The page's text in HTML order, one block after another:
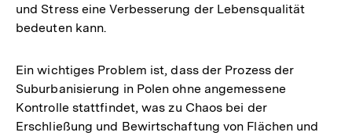
und Stress eine Verbesserung der Lebensqualität
bedeuten kann.
Ein wichtiges Problem ist, dass der Prozess der
Suburbanisierung in Polen ohne angemessene
Kontrolle stattfindet, was zu Chaos bei der
Erschließung und Bewirtschaftung von Flächen und